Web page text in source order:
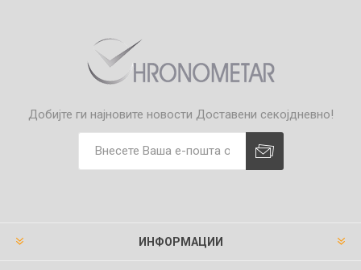
Добијте ги најновите новости Доставени секојдневно!
ИНФОРМАЦИИ